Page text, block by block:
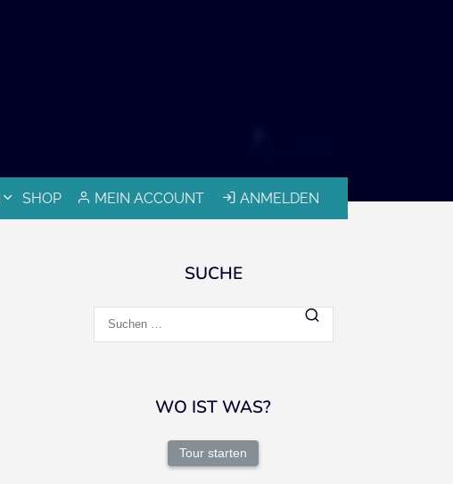
MEIN ACCOUNT ANMELDEN
SHOP
SUCHE
nach:
WO IST WAS?
Tour starten